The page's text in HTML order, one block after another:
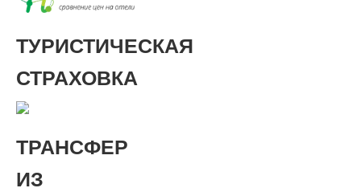
ТУРИСТИЧЕСКАЯ
СТРАХОВКА
ТРАНСФЕР
ИЗ